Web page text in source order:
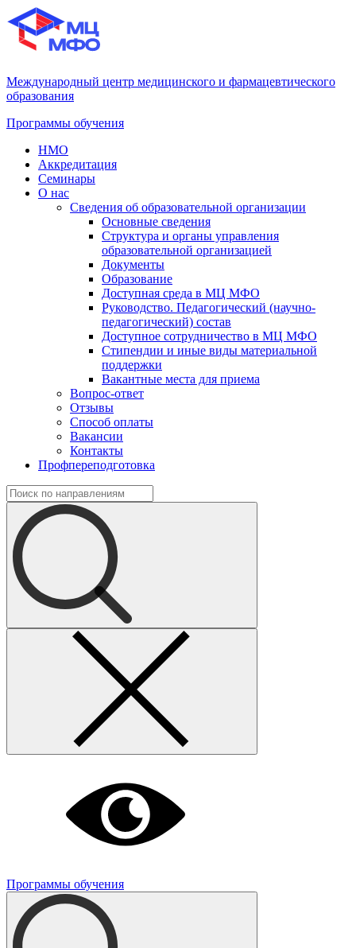
Международный центр медицинского и фармацевтического
образования
Программы обучения
НМО
Аккредитация
Семинары
О нас
Сведения об образовательной организации
Основные сведения
Структура и органы управления
образовательной организацией
Документы
Образование
Доступная среда в МЦ МФО
Руководство. Педагогический (научно-
педагогический) состав
Доступное сотрудничество в МЦ МФО
Стипендии и иные виды материальной
поддержки
Вакантные места для приема
Вопрос-ответ
Отзывы
Способ оплаты
Вакансии
Контакты
Профпереподготовка
Программы обучения